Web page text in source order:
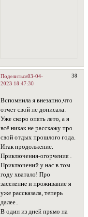
Поделиться 38
03-04-
2023 18:47:30
Вспомнила я внезапно,что
отчет свой не дописала.
Уже скоро опять лето, а я
всё никак не расскажу про
свой отдых прошлого года.
Итак продолжение.
Приключения-огорчения .
Приключений у нас в том
году хватало! Про
заселение и проживание я
уже рассказала, теперь
далее..
В один из дней прямо на